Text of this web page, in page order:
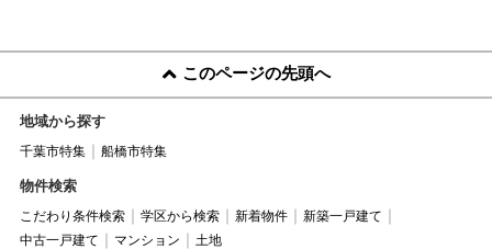
このページの先頭へ
地域から探す
千葉市特集 船橋市特集
物件検索
こだわり条件検索 学区から検索 新着物件
新築一戸建て
中古一戸建て
マンション 土地